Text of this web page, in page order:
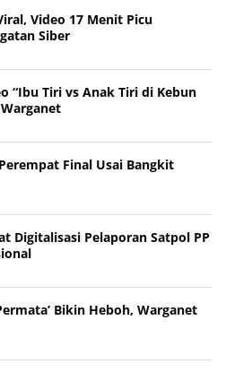
Video 17 Menit Picu
Siber
“Ibu Tiri vs Anak Tiri di Kebun
Final Usai Bangkit
Digitalisasi Pelaporan Satpol PP
Bikin Heboh, Warganet